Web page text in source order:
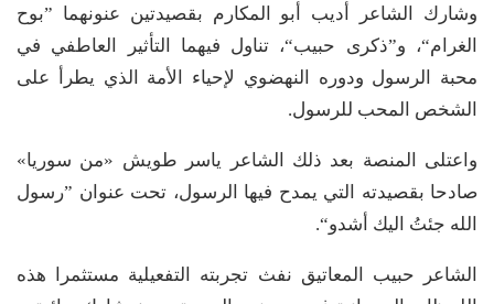
وشارك الشاعر أديب أبو المكارم بقصيدتين عنونهما ”بوح
الغرام“، و”ذكرى حبيب“، تناول فيهما التأثير العاطفي في
محبة الرسول ودوره النهضوي لإحياء الأمة الذي يطرأ على
الشخص المحب للرسول.
واعتلى المنصة بعد ذلك الشاعر ياسر طويش «من سوريا»
صادحا بقصيدته التي يمدح فيها الرسول، تحت عنوان ”رسول
الله جئتُ اليك أشدو“.
الشاعر حبيب المعاتيق نفث تجربته التفعيلية مستثمرا هذه